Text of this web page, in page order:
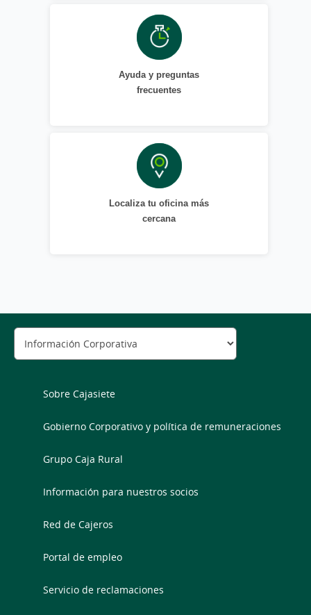
Ayuda y preguntas
frecuentes
Localiza tu oficina más
cercana
Sobre Cajasiete
Gobierno Corporativo y política de remuneraciones
Grupo Caja Rural
Información para nuestros socios
Red de Cajeros
Portal de empleo
Servicio de reclamaciones